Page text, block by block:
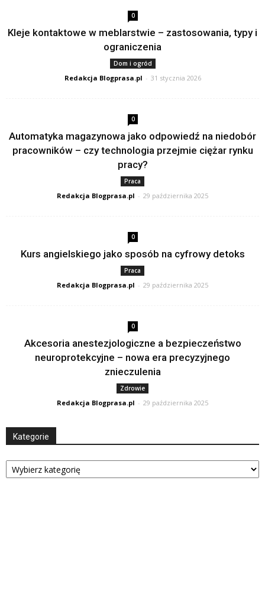
0
Kleje kontaktowe w meblarstwie – zastosowania, typy i
ograniczenia
Dom i ogród
Redakcja Blogprasa.pl - 31 stycznia 2026
0
Automatyka magazynowa jako odpowiedź na niedobór
pracowników – czy technologia przejmie ciężar rynku
pracy?
Praca
Redakcja Blogprasa.pl - 29 października 2025
0
Kurs angielskiego jako sposób na cyfrowy detoks
Praca
Redakcja Blogprasa.pl - 29 października 2025
0
Akcesoria anestezjologiczne a bezpieczeństwo
neuroprotekcyjne – nowa era precyzyjnego
znieczulenia
Zdrowie
Redakcja Blogprasa.pl - 29 października 2025
Kategorie
Kategorie